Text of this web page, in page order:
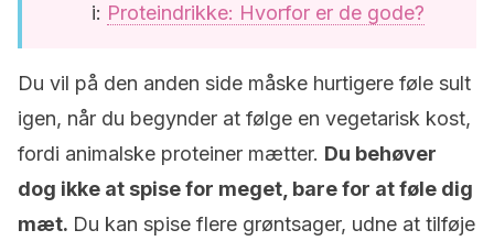
i: Proteindrikke: Hvorfor er de gode?
Du vil på den anden side måske hurtigere føle sult
igen, når du begynder at følge en vegetarisk kost,
fordi animalske proteiner mætter. Du behøver
dog ikke at spise for meget, bare for at føle dig
mæt. Du kan spise flere grøntsager, udne at tilføje